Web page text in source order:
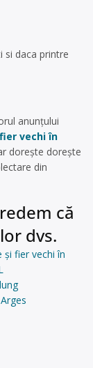
si daca printre
anunțului
vechi în
dorește dorește
din
că
dvs.
și fier vechi în